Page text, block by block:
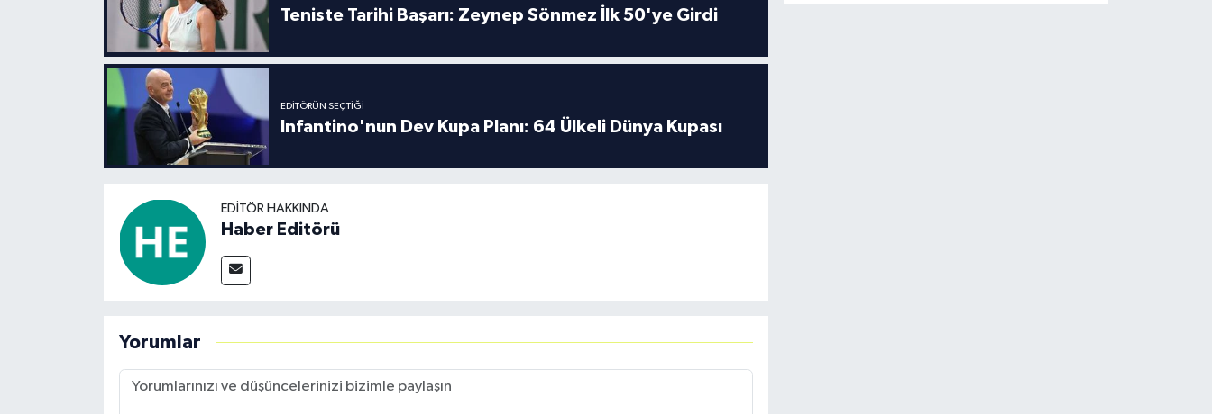
Teniste Tarihi Başarı: Zeynep Sönmez İlk 50'ye Girdi
EDITÖRÜN SEÇTIĞI
Infantino'nun Dev Kupa Planı: 64 Ülkeli Dünya Kupası
EDITÖR HAKKINDA
Haber Editörü
Yorumlar
Futbolcular